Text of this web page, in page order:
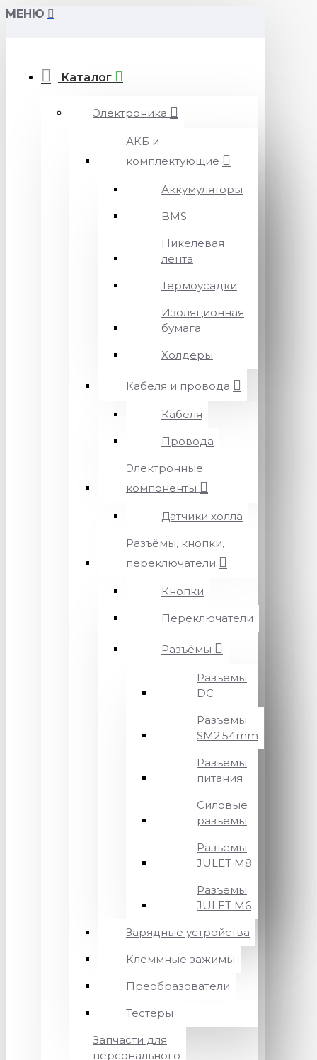
МЕНЮ
Каталог
Электроника
АКБ и
комплектующие
Аккумуляторы
BMS
Никелевая
лента
Термоусадки
Изоляционная
бумага
Холдеры
Кабеля и провода
Кабеля
Провода
Электронные
компоненты
Датчики холла
Разъёмы, кнопки,
переключатели
Кнопки
Переключатели
Разъёмы
Разъемы
DC
Разъемы
SM2.54mm
Разъемы
питания
Силовые
разъемы
Разъемы
JULET M8
Разъемы
JULET M6
Зарядные устройства
Клеммные зажимы
Преобразователи
Тестеры
Запчасти для
персонального